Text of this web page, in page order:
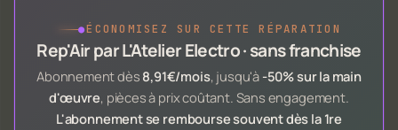
●ÉCONOMISEZ SUR CETTE RÉPARATION
Rep'Air par L'Atelier Electro · sans franchise
Abonnement dès 8,91€/mois, jusqu'à -50% sur la main
d'œuvre, pièces à prix coûtant. Sans engagement.
L'abonnement se rembourse souvent dès la 1re